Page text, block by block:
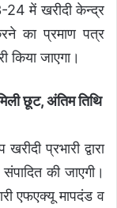
24 में खरीदी केन्द्र
का प्रमाण पत्र
किया जाएगा।
छूट, अंतिम तिथि
प्रभारी द्वारा
की जाएगी।
एफएक्यू मापदंड व